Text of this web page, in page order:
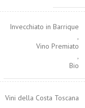
Invecchiato in Barrique
,
Vino Premiato
,
Bio
Vini della Costa Toscana